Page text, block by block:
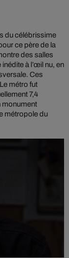
du célébrissime
ce père de la
des salles
à l’œil nu, en
Ces
métro fut
7,4
monument
métropole du